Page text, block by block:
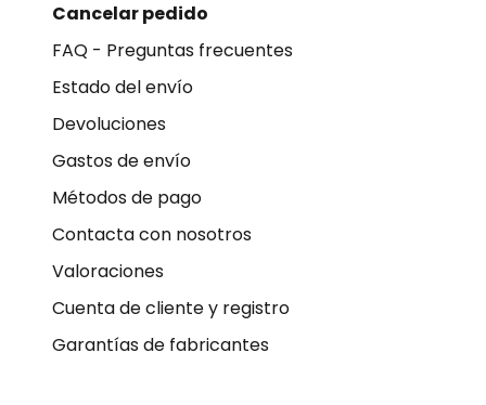
Cancelar pedido
FAQ - Preguntas frecuentes
Estado del envío
Devoluciones
Gastos de envío
Métodos de pago
Contacta con nosotros
Valoraciones
Cuenta de cliente y registro
Garantías de fabricantes